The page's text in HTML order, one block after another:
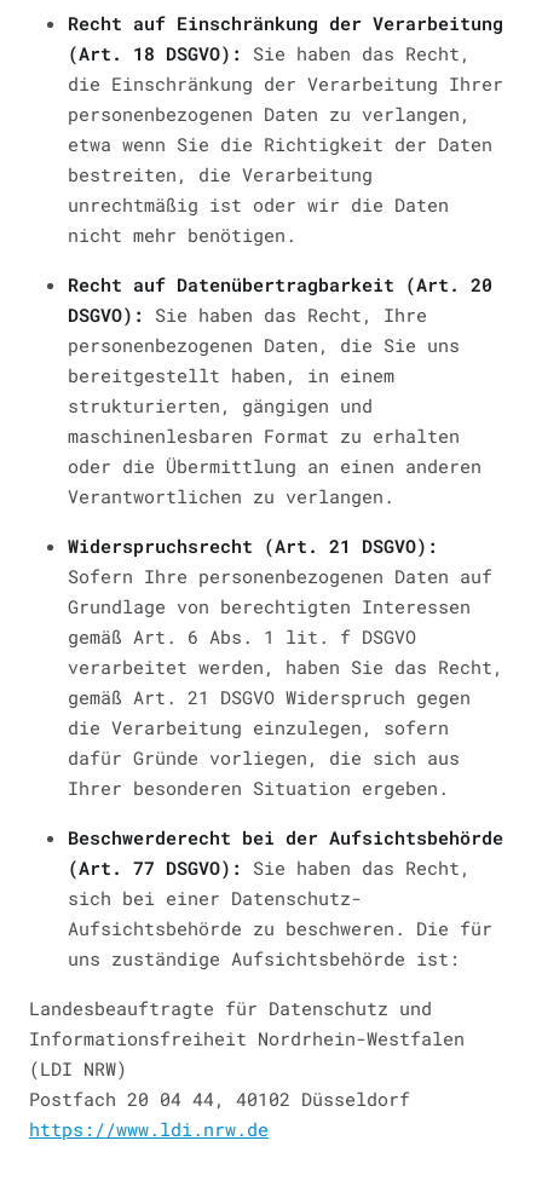
Recht auf Einschränkung der Verarbeitung
(Art. 18 DSGVO):
Sie haben das Recht,
die Einschränkung der Verarbeitung Ihrer
personenbezogenen Daten zu verlangen,
etwa wenn Sie die Richtigkeit der Daten
bestreiten, die Verarbeitung
unrechtmäßig ist oder wir die Daten
nicht mehr benötigen.
Recht auf Datenübertragbarkeit (Art. 20
DSGVO):
Sie haben das Recht, Ihre
personenbezogenen Daten, die Sie uns
bereitgestellt haben, in einem
strukturierten, gängigen und
maschinenlesbaren Format zu erhalten
oder die Übermittlung an einen anderen
Verantwortlichen zu verlangen.
Widerspruchsrecht (Art. 21 DSGVO):
Sofern Ihre personenbezogenen Daten auf
Grundlage von berechtigten Interessen
gemäß Art. 6 Abs. 1 lit. f DSGVO
verarbeitet werden, haben Sie das Recht,
gemäß Art. 21 DSGVO Widerspruch gegen
die Verarbeitung einzulegen, sofern
dafür Gründe vorliegen, die sich aus
Ihrer besonderen Situation ergeben.
Beschwerderecht bei der Aufsichtsbehörde
(Art. 77 DSGVO):
Sie haben das Recht,
sich bei einer Datenschutz-
Aufsichtsbehörde zu beschweren. Die für
uns zuständige Aufsichtsbehörde ist:
Landesbeauftragte für Datenschutz und
Informationsfreiheit Nordrhein-Westfalen
(LDI NRW)
Postfach 20 04 44, 40102 Düsseldorf
https://www.ldi.nrw.de